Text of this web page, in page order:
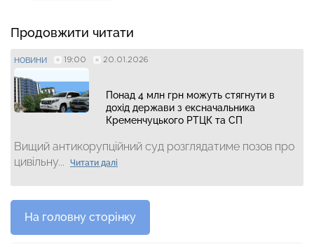
Продовжити читати
НОВИНИ 19:00 20.01.2026
Понад 4 млн грн можуть стягнути в
дохід держави з ексначальника
Кременчуцького РТЦК та СП
Вищий антикорупційний суд розглядатиме позов про
цивільну...
Читати далі
На головну сторінку